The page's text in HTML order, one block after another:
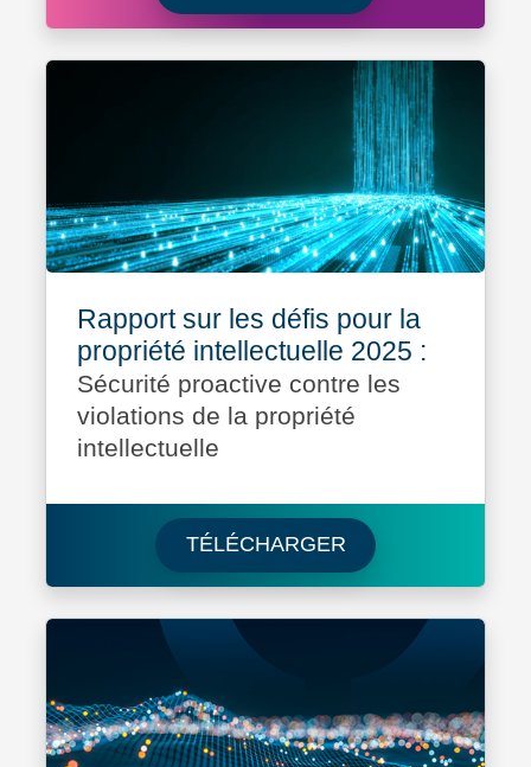
Rapport sur les défis pour la
propriété intellectuelle 2025 :
Sécurité proactive contre les
violations de la propriété
intellectuelle
TÉLÉCHARGERDownload Rapport